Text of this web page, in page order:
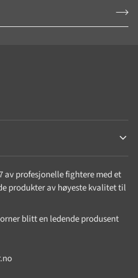
av profesjonelle fightere med et
produkter av høyeste kvalitet til
blitt en ledende produsent